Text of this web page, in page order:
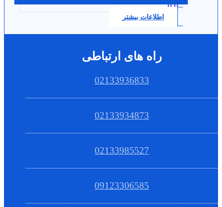
0.0
اطلاعات بیشتر
راه های ارتباطی
02133936833
02133934873
02133985527
09123306585